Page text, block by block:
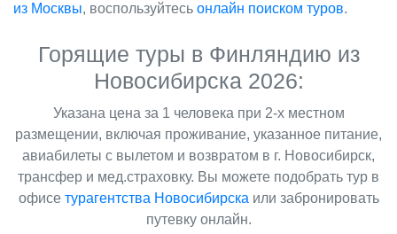
из Москвы, воспользуйтесь онлайн поиском туров.
Горящие туры в Финляндию из
Новосибирска 2026:
Указана цена за 1 человека при 2-х местном
размещении, включая проживание, указанное питание,
авиабилеты с вылетом и возвратом в г. Новосибирск,
трансфер и мед.страховку. Вы можете подобрать тур в
офисе турагентства Новосибирска или забронировать
путевку онлайн.